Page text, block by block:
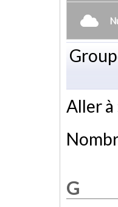
Aller à
G